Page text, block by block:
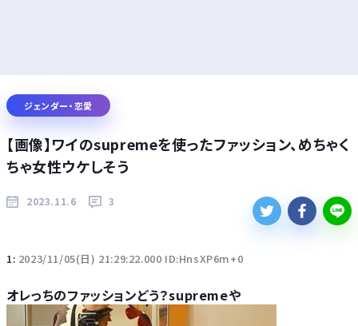
ジェンダー・恋愛
【画像】ワイのsupremeを使ったファッション、めちゃく
ちゃ女性ウケしそう
2023.11.6 3
1: 2023/11/05(日) 21:29:22.000 ID:HnsXP6m+0
オレっちのファッションどう？supremeや